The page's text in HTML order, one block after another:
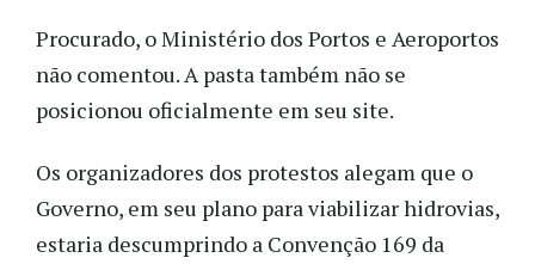
Procurado, o Ministério dos Portos e Aeroportos
não comentou. A pasta também não se
posicionou oficialmente em seu site.
Os organizadores dos protestos alegam que o
Governo, em seu plano para viabilizar hidrovias,
estaria descumprindo a Convenção 169 da